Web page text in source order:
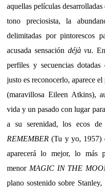
aquellas películas
tono preciosista, la
delimitadas por pintorescos
acusada sensación déjà vu.
perfiles y secuencias
justo es reconocerlo, aparece
(maravillosa Eileen Atkins),
vida y un pasado con lugar
a su serenidad, los ecos
REMEMBER (Tu y yo, 1957)
aparecerá lo mejor, lo más
menor MAGIC IN THE
plano sostenido sobre